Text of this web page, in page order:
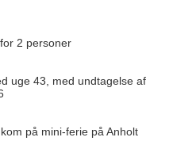
2 personer
uge 43, med undtagelse af
på mini-ferie på Anholt